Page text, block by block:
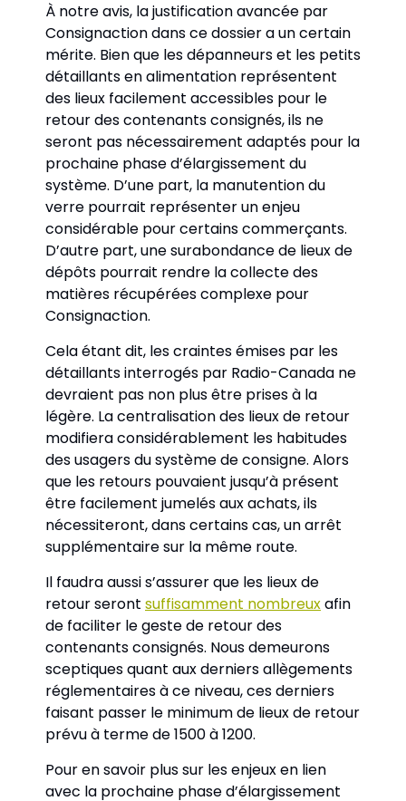
À notre avis, la justification avancée par
Consignaction dans ce dossier a un certain
mérite. Bien que les dépanneurs et les petits
détaillants en alimentation représentent
des lieux facilement accessibles pour le
retour des contenants consignés, ils ne
seront pas nécessairement adaptés pour la
prochaine phase d’élargissement du
système. D’une part, la manutention du
verre pourrait représenter un enjeu
considérable pour certains commerçants.
D’autre part, une surabondance de lieux de
dépôts pourrait rendre la collecte des
matières récupérées complexe pour
Consignaction.
Cela étant dit, les craintes émises par les
détaillants interrogés par Radio-Canada ne
devraient pas non plus être prises à la
légère. La centralisation des lieux de retour
modifiera considérablement les habitudes
des usagers du système de consigne. Alors
que les retours pouvaient jusqu’à présent
être facilement jumelés aux achats, ils
nécessiteront, dans certains cas, un arrêt
supplémentaire sur la même route.
Il faudra aussi s’assurer que les lieux de
retour seront suffisamment nombreux afin
de faciliter le geste de retour des
contenants consignés. Nous demeurons
sceptiques quant aux derniers allègements
réglementaires à ce niveau, ces derniers
faisant passer le minimum de lieux de retour
prévu à terme de 1500 à 1200.
Pour en savoir plus sur les enjeux en lien
avec la prochaine phase d’élargissement